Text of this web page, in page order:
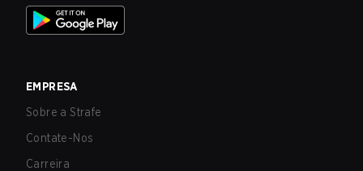
EMPRESA
Sobre a Strafe
Contate-Nos
Carreira